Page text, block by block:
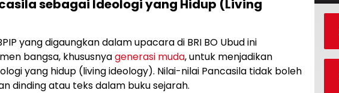
sebagai Ideologi yang Hidup (Living
yang digaungkan dalam upacara di BRI BO Ubud ini
bangsa, khususnyagenerasi muda, untuk menjadikan
yang hidup (living ideology). Nilai-nilai Pancasila tidak boleh
dinding atau teks dalam buku sejarah.